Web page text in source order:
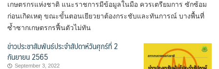
เกษตรกร​แห่งชาติ แนะราชการมีข้อมูลในมือ ควรเตรียมการ ซักซ้อม
ก่อนเกิดเหตุ ขณะขั้นตอนเยียวยาต้องกระชับและทันการณ์ บางพื้นที่
ซ้ำซากเกษตรกรฟื้นตัวไม่ทัน
ข่าวประชาสัมพันธ์ประจำสัปดาห์วันศุกร์ที่ 2
กันยายน 2565
September 3, 2022